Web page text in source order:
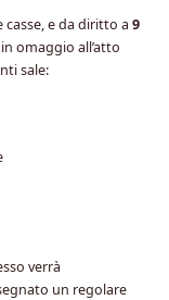
e da diritto a 9
omaggio all’atto
sale:
verrà
un regolare